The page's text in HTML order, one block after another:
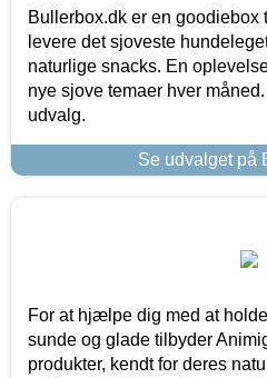
Bullerbox.dk er en goodiebox
levere det sjoveste
naturlige snacks. En
nye sjove temaer hver
udvalg.
Se udvalget på
For at hjælpe dig med at
sunde og glade tilbyder
produkter, kendt for deres